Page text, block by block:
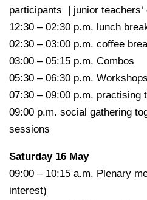
participants | junior teachers‘
12:30 – 02:30 p.m. lunch
02:30 – 03:00 p.m. coffee
03:00 – 05:15 p.m. Combos
05:30 – 06:30 p.m. Workshops​
07:30 – 09:00 p.m. practising
09:00 p.m. social gathering
sessions
Saturday 16 May
09:00 – 10:15 a.m. Plenary
interest)